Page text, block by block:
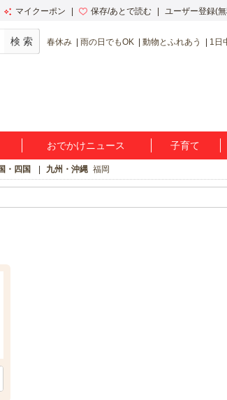
マイクーポン 保存/あとで読む ユーザー登録(
春休み 雨の日でもOK 動物とふれあう 1日
おでかけニュース 子育て
・四国 九州・沖縄 福岡